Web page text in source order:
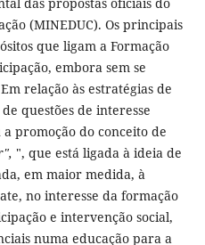
(MINEDUC). Os principais
que ligam a Formação
embora sem se
relação às estratégias de
questões de interesse
promoção do conceito de
", que está ligada à ideia de
em maior medida, à
no interesse da formação
e intervenção social,
numa educação para a